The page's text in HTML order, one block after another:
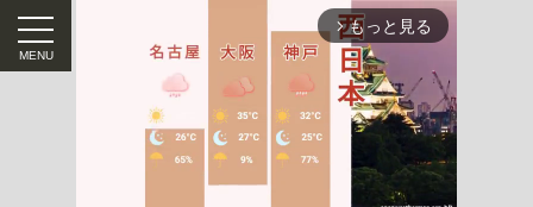
arrow_forward_ios もっと見る